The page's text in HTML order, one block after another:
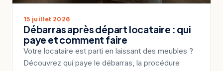
15 juillet 2026
Débarras après départ locataire : qui
paye et comment faire
Votre locataire est parti en laissant des meubles ?
Découvrez qui paye le débarras, la procédure